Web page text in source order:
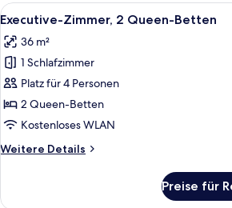
Queen-
Alle
Fotos
für
Executive-
Zimmer,
2 Queen-
Betten
Ein
5
Executive-Zimmer, 2 Queen-Betten
36 m²
1 Schlafzimmer
Platz für 4 Personen
2 Queen-Betten
Kostenloses WLAN
Weitere Details
Weitere
Preise für